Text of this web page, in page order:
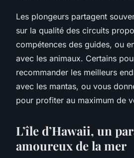
Les plongeurs partagent
sur la qualité des circuits
compétences des guides, ou
avec les animaux. Certains
recommander les meilleurs
avec les mantas, ou vous
pour profiter au maximum de
L’île d’Hawaii, un
amoureux de la mer